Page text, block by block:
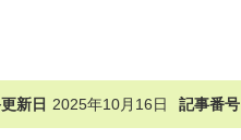
新日 2025年10月16日 記事番号